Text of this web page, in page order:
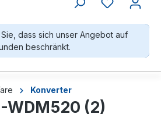
dass sich unser Angebot auf
beschränkt.
Konverter
WDM520 (2)